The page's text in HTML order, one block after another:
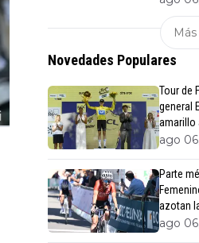
Novedades Populares
Tour de
general
amarillo
ago
Parte
azotan
ago